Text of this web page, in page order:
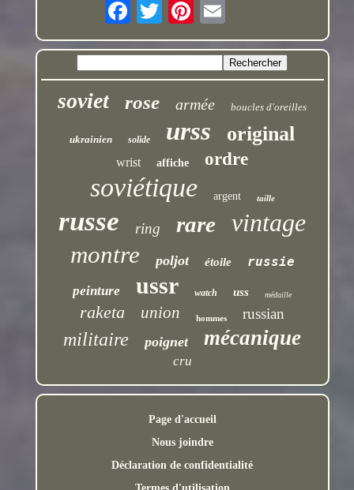
soviet rose armée boucles d'oreilles
ukrainien solide urss original
wrist affiche ordre
soviétique argent taille
russe ring rare vintage
montre poljot étoile
russie
peinture
ussr watch uss médaille
raketa union hommes russian
militaire poignet mécanique
cru
Page d'accueil
Nous joindre
Déclaration de confidentialité